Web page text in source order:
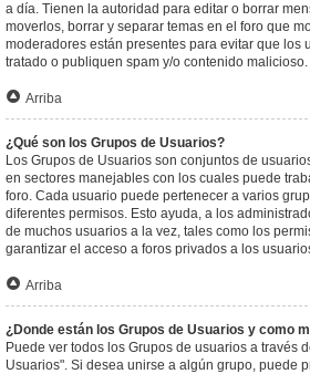
a día. Tienen la autoridad para editar o borrar
moverlos, borrar y separar temas en el foro que
moderadores están presentes para evitar que los
tratado o publiquen spam y/o contenido malicioso.
Arriba
¿Qué son los Grupos de Usuarios?
Los Grupos de Usuarios son conjuntos de
en sectores manejables con los cuales puede
foro. Cada usuario puede pertenecer a varios
diferentes permisos. Esto ayuda, a los
de muchos usuarios a la vez, tales como los
garantizar el acceso a foros privados a los
Arriba
¿Donde están los Grupos de Usuarios y como
Puede ver todos los Grupos de usuarios a través
Usuarios". Si desea unirse a algún grupo, puede